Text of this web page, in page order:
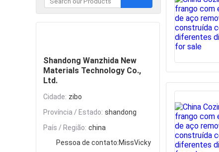
Shandong Wanzhida New
Materials Technology Co.,
Ltd.
Cidade: zibo
Província / Estado: shandong
País / Região: china
Pessoa de contato:MissVicky